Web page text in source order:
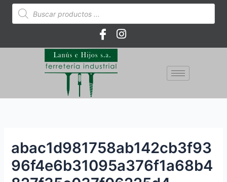
Búsqueda
de
productos
abac1d981758ab142cb3f93
96f4e6b31095a376f1a68b4